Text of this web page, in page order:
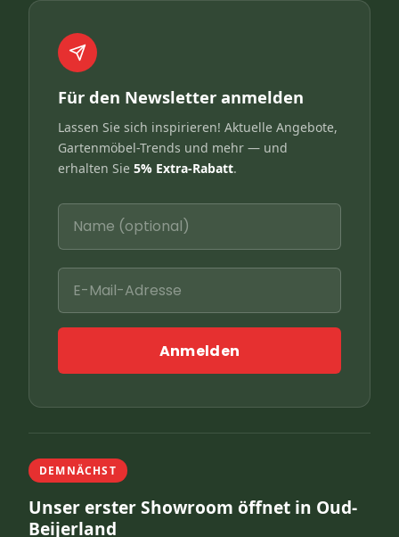
Für den Newsletter anmelden
Lassen Sie sich inspirieren! Aktuelle Angebote,
Gartenmöbel-Trends und mehr — und
erhalten Sie 5% Extra-Rabatt.
Anmelden
DEMNÄCHST
Unser erster Showroom öffnet in Oud-
Beijerland